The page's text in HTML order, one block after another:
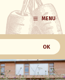
MENU